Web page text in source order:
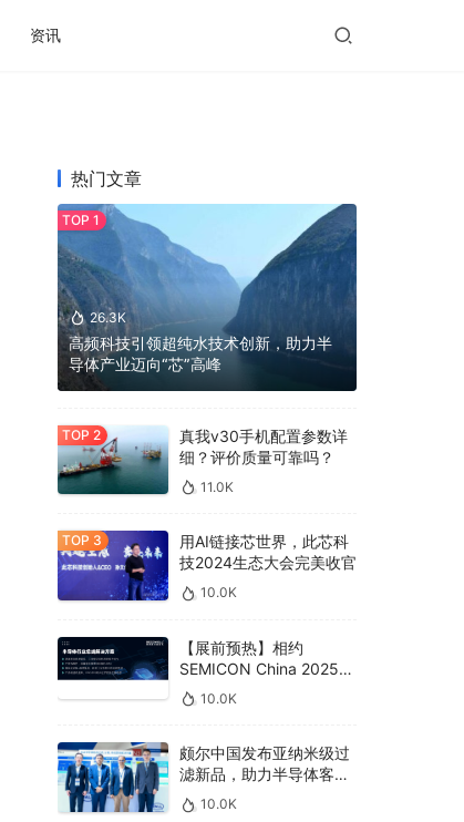
资讯
热门文章
26.3K
高频科技引领超纯水技术创新，助力半
导体产业迈向“芯”高峰
真我v30手机配置参数详
细？评价质量可靠吗？
11.0K
用AI链接芯世界，此芯科
技2024生态大会完美收官
10.0K
【展前预热】相约
SEMICON China 2025，
德克威尔总线解决方案革
新助力半导体设备高效升
10.0K
颇尔中国发布亚纳米级过
滤新品，助力半导体客户
良率提升
10.0K